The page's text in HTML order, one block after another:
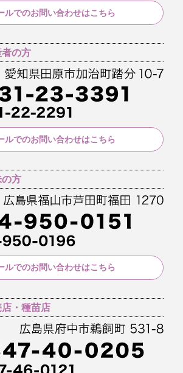
ルでのお問い合わせはこちら
の方
ルでのお問い合わせはこちら
の方
ルでのお問い合わせはこちら
・種苗店